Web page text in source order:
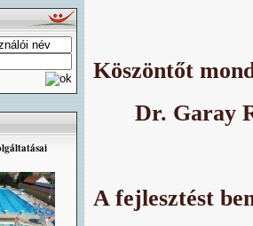
Köszöntőt
Dr. Garay
A fejlesztést